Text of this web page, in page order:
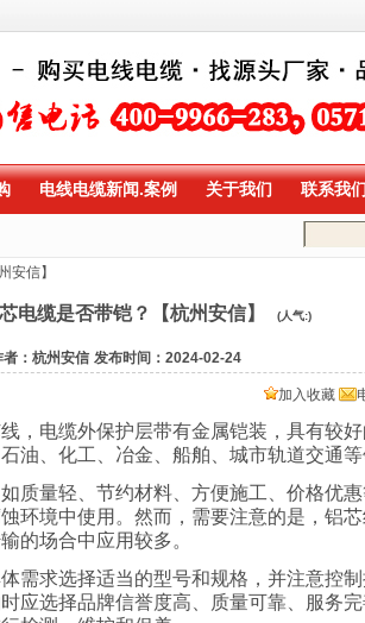
电线电缆新闻.案例 关于我们 联系我们
安信】
电缆是否带铠？【杭州安信】 (人气:)
者：杭州安信 发布时间：2024-02-24
加入收藏
，电缆外保护层带有金属铠装，具有较
油、化工、冶金、船舶、城市轨道交通等
质量轻、节约材料、方便施工、价格优
环境中使用。然而，需要注意的是，铝
的场合中应用较多。
需求选择适当的型号和规格，并注意控
应选择品牌信誉度高、质量可靠、服务